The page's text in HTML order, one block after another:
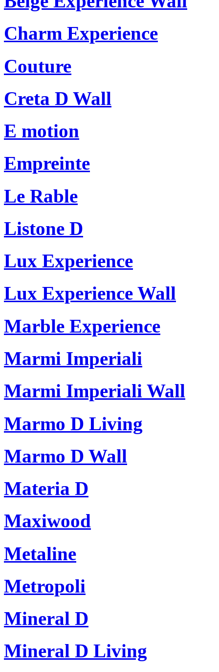
Charm Experience
Couture
Creta D Wall
E motion
Empreinte
Le Rable
Listone D
Lux Experience
Lux Experience Wall
Marble Experience
Marmi Imperiali
Marmi Imperiali Wall
Marmo D Living
Marmo D Wall
Materia D
Maxiwood
Metaline
Metropoli
Mineral D
Mineral D Living